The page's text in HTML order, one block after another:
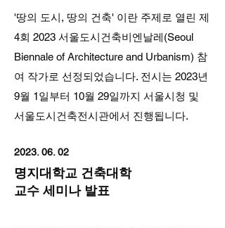
'땅의 도시, 땅의 건축' 이란 주제로 열린 제
4회 2023 서울도시건축비엔날레(Seoul
Biennale of Architecture and Urbanism) 참
여 작가로 선정되었습니다. 전시는 2023년
9월 1일부터 10월 29일까지 서울시청 및
서울도시건축전시관에서 진행됩니다.
2023. 06. 02
명지대학교 건축대학
​교수 세미나 발표